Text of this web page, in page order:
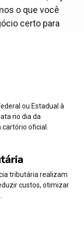
o que você
certo para
ou Estadual à
no dia da
oficial.
tributária realizam
custos, otimizar